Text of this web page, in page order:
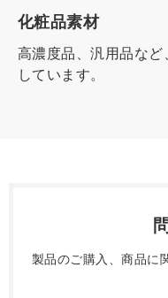
化粧品素材
高濃度品、汎用品な
しています。
製品のご購入、商品に